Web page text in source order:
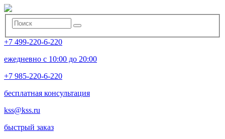
+7 499-220-6-220
ежедневно с 10:00 до 20:00
+7 985-220-6-220
бесплатная консультация
kss@kss.ru
быстрый заказ